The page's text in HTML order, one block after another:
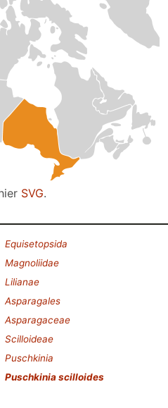
SVG.
Equisetopsida
Magnoliidae
Lilianae
Asparagales
Asparagaceae
Scilloideae
Puschkinia
Puschkinia scilloides